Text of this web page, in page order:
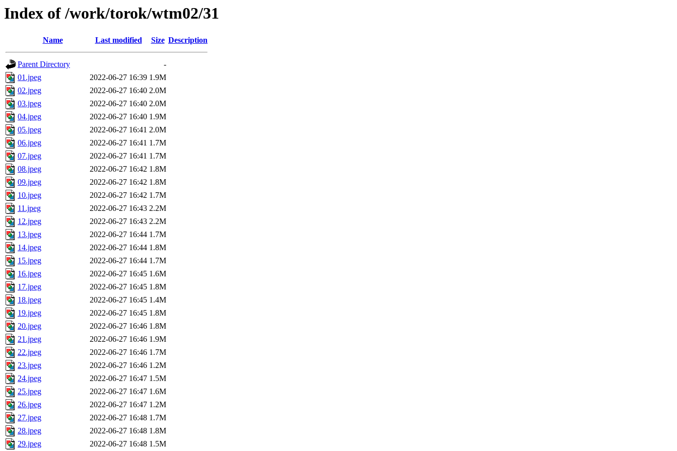
Index of /work/torok/wtm02/31
Name Last modified Size Description
Parent Directory
-
01.jpeg
2022-06-27 16:39 1.9M
02.jpeg
2022-06-27 16:40 2.0M
03.jpeg
2022-06-27 16:40 2.0M
04.jpeg
2022-06-27 16:40 1.9M
05.jpeg
2022-06-27 16:41 2.0M
06.jpeg
2022-06-27 16:41 1.7M
07.jpeg
2022-06-27 16:41 1.7M
08.jpeg
2022-06-27 16:42 1.8M
09.jpeg
2022-06-27 16:42 1.8M
10.jpeg
2022-06-27 16:42 1.7M
11.jpeg
2022-06-27 16:43 2.2M
12.jpeg
2022-06-27 16:43 2.2M
13.jpeg
2022-06-27 16:44 1.7M
14.jpeg
2022-06-27 16:44 1.8M
15.jpeg
2022-06-27 16:44 1.7M
16.jpeg
2022-06-27 16:45 1.6M
17.jpeg
2022-06-27 16:45 1.8M
18.jpeg
2022-06-27 16:45 1.4M
19.jpeg
2022-06-27 16:45 1.8M
20.jpeg
2022-06-27 16:46 1.8M
21.jpeg
2022-06-27 16:46 1.9M
22.jpeg
2022-06-27 16:46 1.7M
23.jpeg
2022-06-27 16:46 1.2M
24.jpeg
2022-06-27 16:47 1.5M
25.jpeg
2022-06-27 16:47 1.6M
26.jpeg
2022-06-27 16:47 1.2M
27.jpeg
2022-06-27 16:48 1.7M
28.jpeg
2022-06-27 16:48 1.8M
29.jpeg
2022-06-27 16:48 1.5M